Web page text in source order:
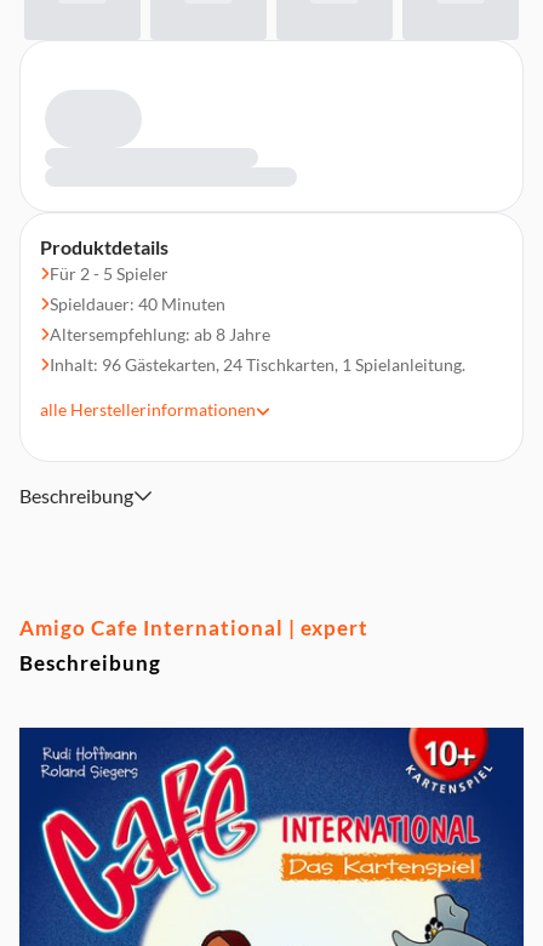
Produktdetails
Für 2 - 5 Spieler
Spieldauer: 40 Minuten
Altersempfehlung: ab 8 Jahre
Inhalt: 96 Gästekarten, 24 Tischkarten, 1 Spielanleitung.
alle Herstellerinformationen
Beschreibung
Amigo Cafe International | expert
Beschreibung